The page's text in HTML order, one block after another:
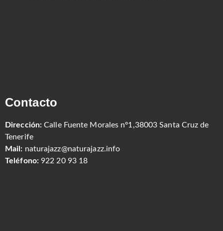
Contacto
Dirección: Calle Fuente Morales nº1,38003 Santa Cruz de
Tenerife
Mail: naturajazz@naturajazz.info
Teléfono: 922 20 93 18